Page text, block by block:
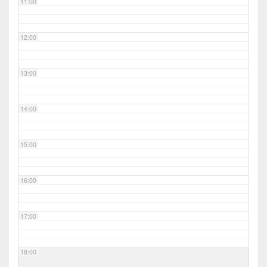
12:00
13:00
14:00
15:00
16:00
17:00
18:00